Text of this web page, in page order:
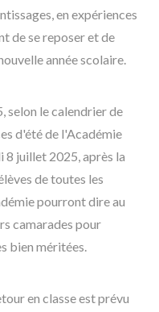
en expériences
de se reposer et de
année scolaire.
selon le calendrier de
d'été de l'Académie
juillet 2025, après la
de toutes les
pourront dire au
camarades pour
bien méritées.
en classe est prévu